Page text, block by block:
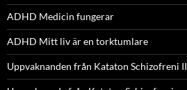
ADHD Medicin fungerar
ADHD Mitt liv är en torktumlare
Uppvaknanden från Kataton Schizofreni II